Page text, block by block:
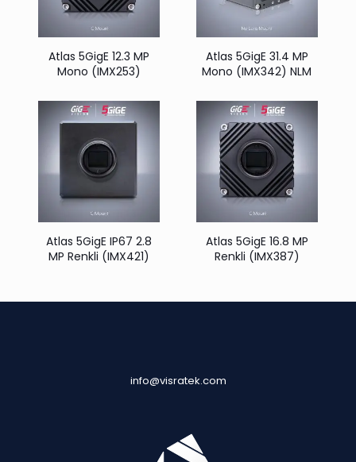
Atlas 5GigE 12.3 MP
Mono (IMX253)
Atlas 5GigE 31.4 MP
Mono (IMX342) NLM
Atlas 5GigE IP67 2.8
MP Renkli (IMX421)
Atlas 5GigE 16.8 MP
Renkli (IMX387)
info@visratek.com